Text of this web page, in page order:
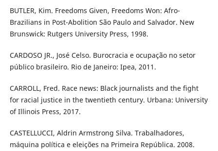
BUTLER, Kim. Freedoms Given, Freedoms Won: Afro-
Brazilians in Post-Abolition São Paulo and Salvador. New
Brunswick: Rutgers University Press, 1998.
CARDOSO JR., José Celso. Burocracia e ocupação no setor
público brasileiro. Rio de Janeiro: Ipea, 2011.
CARROLL, Fred. Race news: Black journalists and the fight
for racial justice in the twentieth century. Urbana: University
of Illinois Press, 2017.
CASTELLUCCI, Aldrin Armstrong Silva. Trabalhadores,
máquina política e eleições na Primeira República. 2008.